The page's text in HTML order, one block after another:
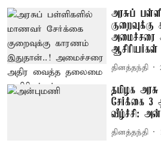
அரசுப்
அமைச்சரை
ஆசிரியர்கள்
தினத்தந்தி
தமிழக
சேர்க்கை 3
வீழ்ச்சி:
தினத்தந்தி